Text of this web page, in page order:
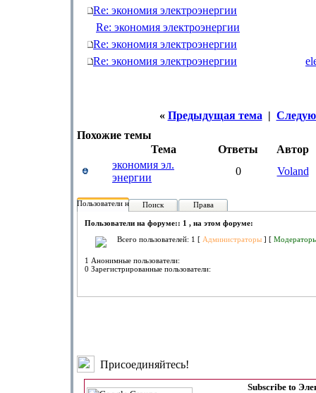
Re: экономия электроэнергии
Re: экономия электроэнергии
Re: экономия электроэнергии
Re: экономия электроэнергии
« Предыдущая тема |
Похожие темы
Тема
Ответы
Автор
экономия эл.
энергии
0 Voland
Пользователи на форуме:
Поиск Права
Пользователи на форуме:: 1 , на этом форуме:
Всего пользователей: 1 [ Администраторы ] [
1 Анонимные пользователи:
0 Зарегистрированные пользователи:
Присоединяйтесь!
Subscribe to